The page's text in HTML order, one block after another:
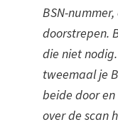
BSN-
doorstrepen.
die niet
tweemaal je
beide door
over de scan